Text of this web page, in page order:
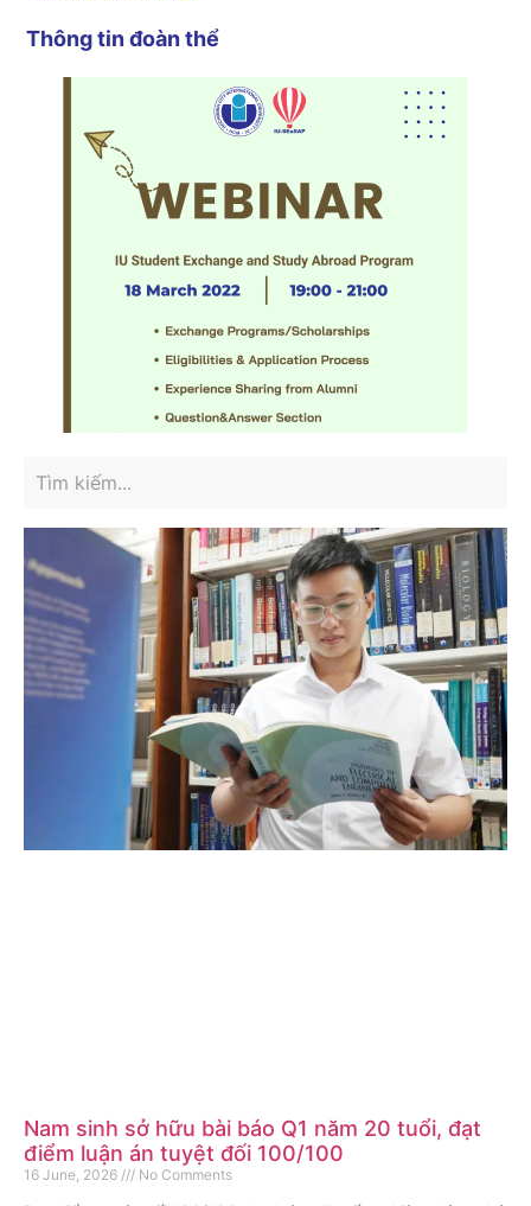
Thông tin đoàn thể
Nam sinh sở hữu bài báo Q1 năm 20 tuổi, đạt
điểm luận án tuyệt đối 100/100
16 June, 2026 No Comments